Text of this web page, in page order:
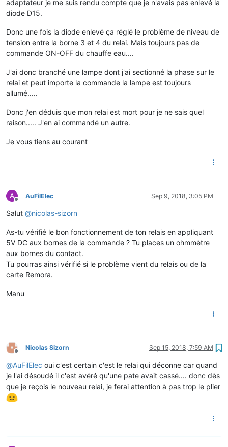
adaptateur je me suis rendu compte que je n'avais pas enlevé la
diode D15.
Donc une fois la diode enlevé ça réglé le problème de niveau de
tension entre la borne 3 et 4 du relai. Mais toujours pas de
commande ON-OFF du chauffe eau....
J'ai donc branché une lampe dont j'ai sectionné la phase sur le
relai et peut importe la commande la lampe est toujours
allumé.....
Donc j'en déduis que mon relai est mort pour je ne sais quel
raison..... J'en ai commandé un autre.
Je vous tiens au courant
A
Offline
AuFilElec Sep 9, 2018, 3:05 PM
Salut @nicolas-sizorn
As-tu vérifié le bon fonctionnement de ton relais en appliquant
5V DC aux bornes de la commande ? Tu places un ohmmètre
aux bornes du contact.
Tu pourras ainsi vérifié si le problème vient du relais ou de la
carte Remora.
Manu
Offline
Nicolas Sizorn Sep 15, 2018, 7:59 AM
@AuFilElec oui c'est certain c'est le relai qui déconne car quand
je l'ai désoudé il c'est avéré qu'une pate avait cassé.... donc dès
que je reçois le nouveau relai, je ferai attention à pas trop le plier